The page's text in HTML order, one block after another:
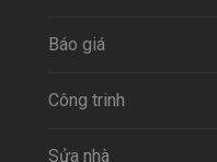
Báo giá
Công trinh
Sửa nhà